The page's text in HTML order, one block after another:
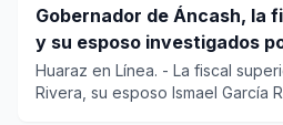
Gobernador de Áncash, la
y su esposo investigados
Huaraz en Línea. - La fiscal
Rivera, su esposo Ismael García